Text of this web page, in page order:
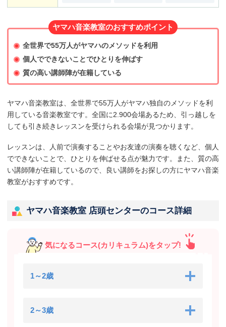
ヤマハ音楽教室のおすすめポイント
全世界で55万人がヤマハのメソッドを利用
個人でできないことでひとりを伸ばす
質の高い講師陣が在籍している
ヤマハ音楽教室は、全世界で55万人がヤマハ独自のメソッドを利
用している音楽教室です。全国に2.900会場あるため、引っ越しを
しても引き続きレッスンを受けられる会場が見つかります。
レッスンは、人前で演奏することやお友達の演奏を聴くなど、個人
でできないことで、ひとりを伸ばせる点が魅力です。また、質の高
い講師陣が在籍しているので、良い講師をお探しの方にヤマハ音楽
教室がおすすめです。
ヤマハ音楽教室 店頭センターのコース詳細
気になるコース(カリキュラム)をタップ!
1～2歳
2～3歳